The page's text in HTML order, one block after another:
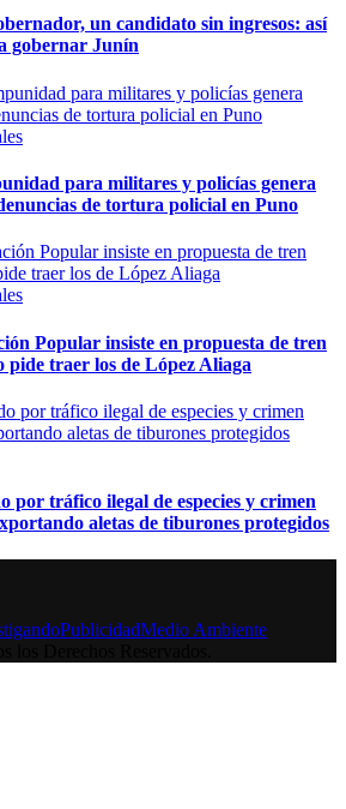
un candidato sin ingresos: así
gobernar Junín
para militares y policías genera
de tortura policial en Puno
Popular insiste en propuesta de tren
traer los de López Aliaga
por tráfico ilegal de especies y crimen
aletas de tiburones protegidos
PublicidadMedio Ambiente